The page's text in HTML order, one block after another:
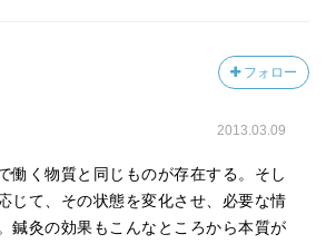
フォロー
2013.03.09
働く物質と同じものが存在する。そし
じて、その状態を変化させ、必要な情
鍼灸の効果もこんなところから本質が